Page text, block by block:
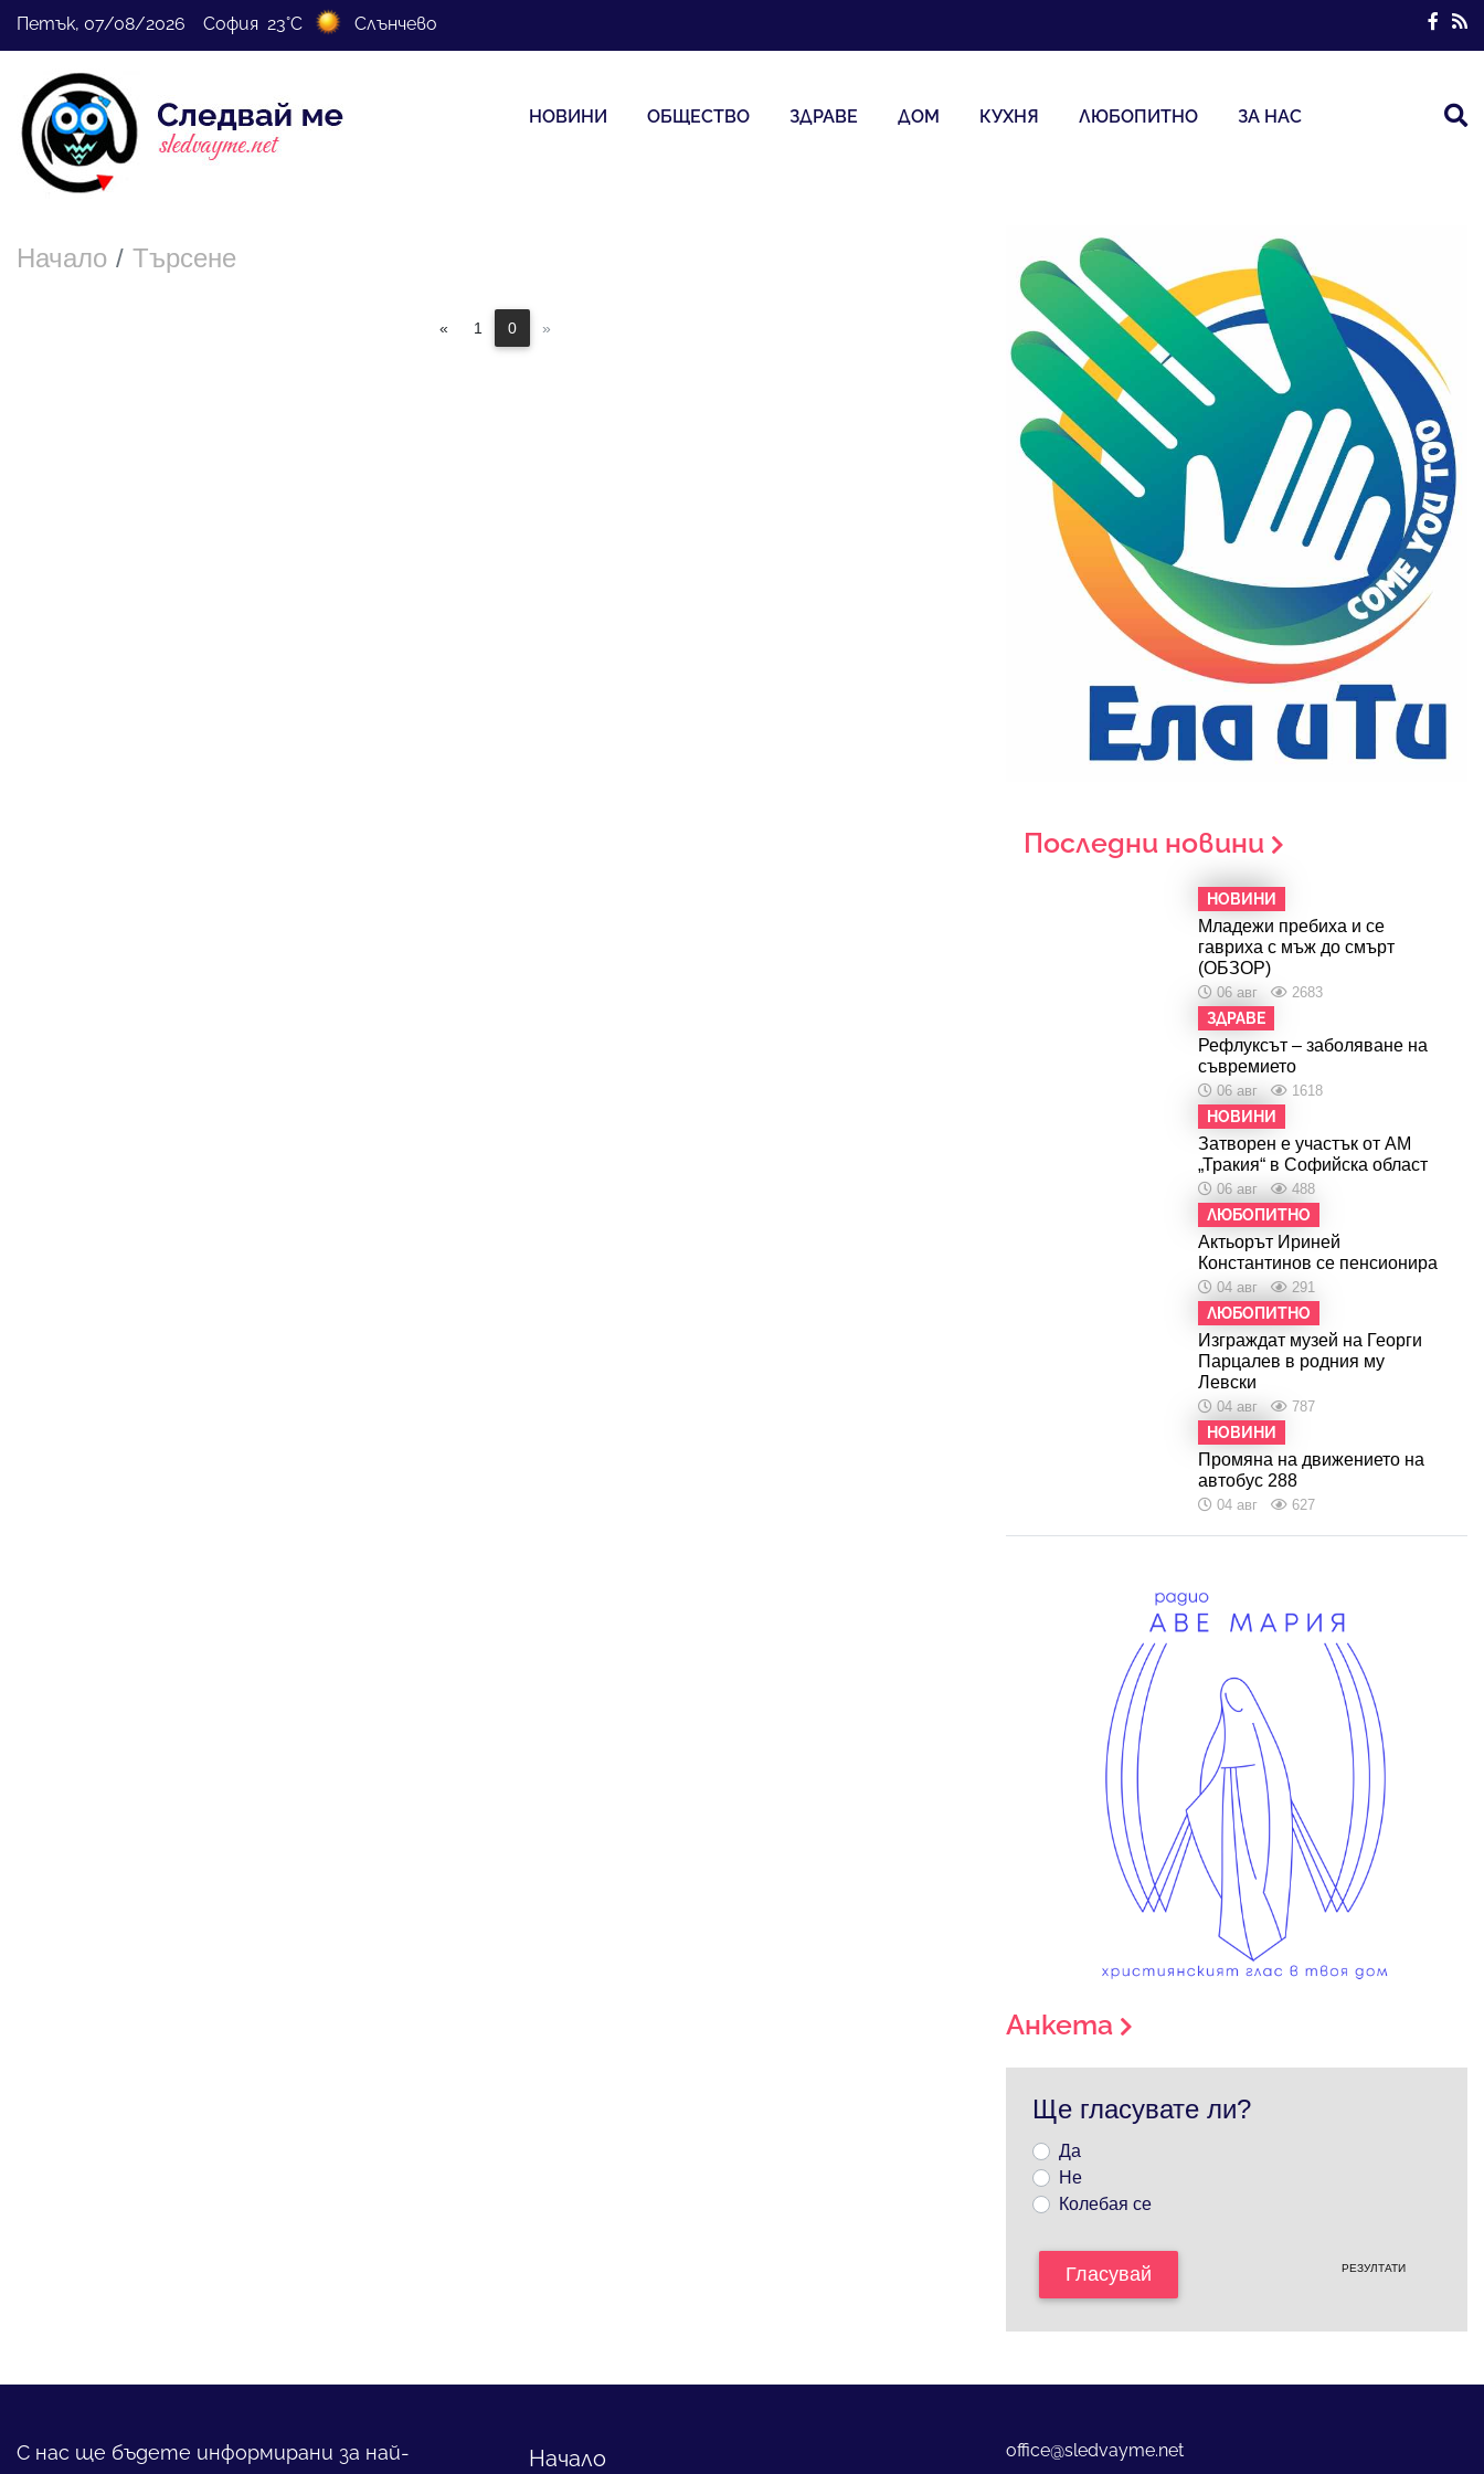
Петък, 07/08/2026 София 23°C Слънчево
НОВИНИ ОБЩЕСТВО ЗДРАВЕ ДОМ КУХНЯ ЛЮБОПИТНО ЗА НАС
Начало Търсене
« 1 0 »
Последни новини
НОВИНИ
Младежи пребиха и се
гавриха с мъж до смърт
(ОБЗОР)
06 авг 2683
ЗДРАВЕ
Рефлуксът – заболяване на
съвремието
06 авг 1618
НОВИНИ
Затворен е участък от АМ
„Тракия“ в Софийска област
06 авг 488
ЛЮБОПИТНО
Актьорът Ириней
Константинов се пенсионира
04 авг 291
ЛЮБОПИТНО
Изграждат музей на Георги
Парцалев в родния му
Левски
04 авг 787
НОВИНИ
Промяна на движението на
автобус 288
04 авг 627
Анкета
Ще гласувате ли?
Да
Не
Колебая се
Гласувай РЕЗУЛТАТИ
С нас ще бъдете информирани за най-
Начало office@sledvayme.net